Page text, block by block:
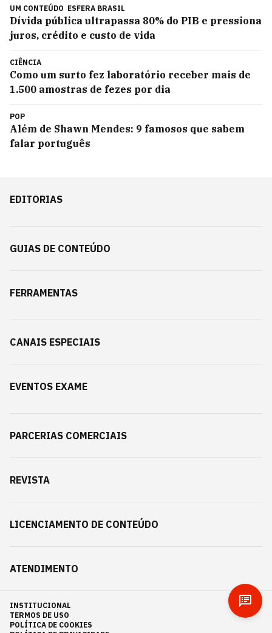
UM CONTEÚDO ESFERA BRASIL
Dívida pública ultrapassa 80% do PIB e pressiona
juros, crédito e custo de vida
CIÊNCIA
Como um surto fez laboratório receber mais de
1.500 amostras de fezes por dia
POP
Além de Shawn Mendes: 9 famosos que sabem
falar português
EDITORIAS
GUIAS DE CONTEÚDO
FERRAMENTAS
CANAIS ESPECIAIS
EVENTOS EXAME
PARCERIAS COMERCIAIS
REVISTA
LICENCIAMENTO DE CONTEÚDO
ATENDIMENTO
INSTITUCIONAL
TERMOS DE USO
POLÍTICA DE COOKIES